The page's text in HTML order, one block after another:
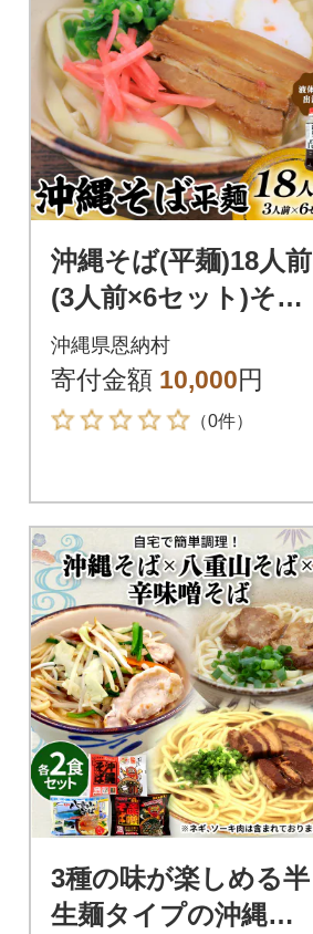
沖縄そば(平麺)18人前
(3人前×6セット)そば
出汁(液体ボトル)付
沖縄県恩納村
寄付金額 10,000円
（0件）
3種の味が楽しめる半
生麺タイプの沖縄そ